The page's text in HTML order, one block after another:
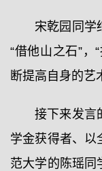
宋乾园同学
“借他山之石”，
断提高自身的艺
接下来发言
学金获得者、以
范大学的陈瑶同